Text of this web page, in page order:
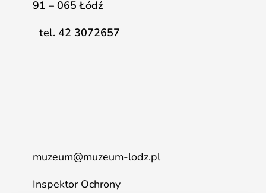
91 – 065 Łódź
tel. 42 3072657
muzeum@muzeum-lodz.pl
Inspektor Ochrony